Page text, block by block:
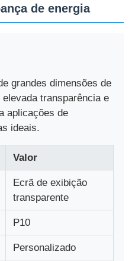
de energia
grandes dimensões de
transparência e
aplicações de
ideais.
Valor
Ecrã de exibição
transparente
P10
Personalizado